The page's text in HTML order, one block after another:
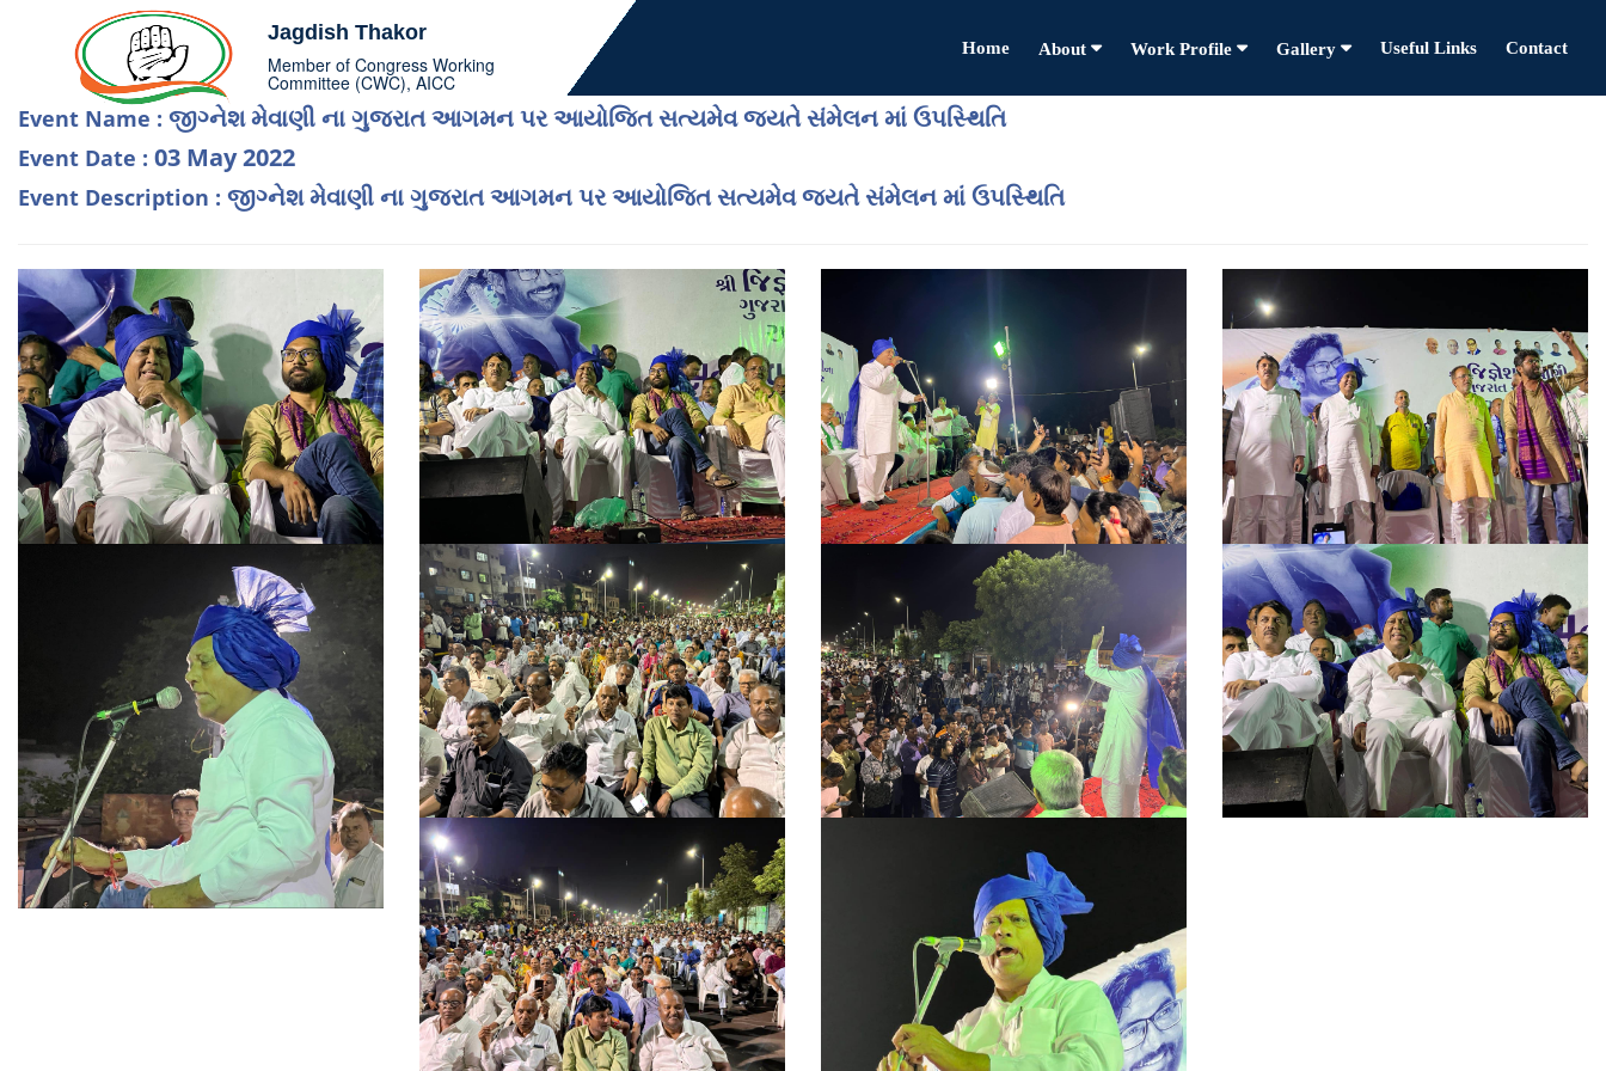
Jagdish Thakor
Member of Congress Working
Committee (CWC), AICC
Home About Work Profile Gallery Useful Links Contact
Event Name : જીગ્નેશ મેવાણી ના ગુજરાત આગમન પર આયોજિત સત્યમેવ જયતે સંમેલન માં ઉપસ્થિતિ
Event Date : 03 May 2022
Event Description : જીગ્નેશ મેવાણી ના ગુજરાત આગમન પર આયોજિત સત્યમેવ જયતે સંમેલન માં ઉપસ્થિતિ